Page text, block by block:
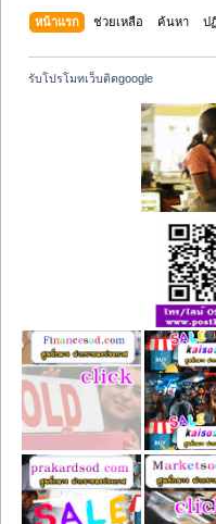
หน้าแรก ช่วยเหลือ ค้นหา ป
รับโปรโมทเว็บติดgoogle